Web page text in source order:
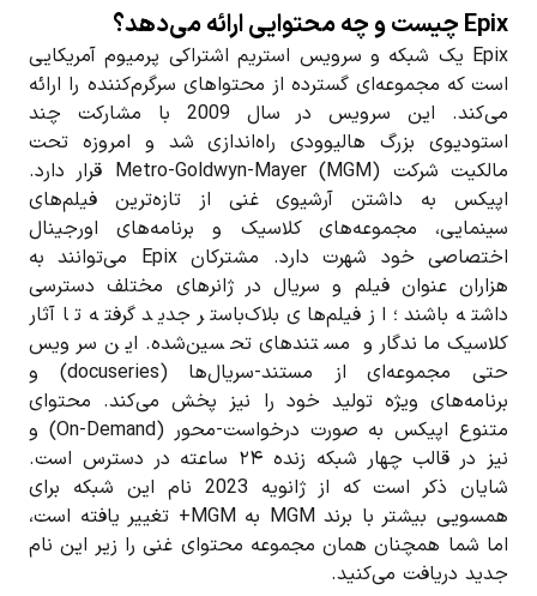
Epix چیست و چه محتوایی ارائه می‌دهد؟
Epix یک شبکه و سرویس استریم اشتراکی پرمیوم آمریکایی
است که مجموعه‌ای گسترده از محتواهای سرگرم‌کننده را ارائه
می‌کند. این سرویس در سال 2009 با مشارکت چند
استودیوی بزرگ هالیوودی راه‌اندازی شد و امروزه تحت
مالکیت شرکت Metro-Goldwyn-Mayer (MGM) قرار دارد.
اپیکس به داشتن آرشیوی غنی از تازه‌ترین فیلم‌های
سینمایی، مجموعه‌های کلاسیک و برنامه‌های اورجینال
اختصاصی خود شهرت دارد. مشترکان Epix می‌توانند به
هزاران عنوان فیلم و سریال در ژانرهای مختلف دسترسی
داشته باشند؛ از فیلم‌های بلاک‌باستر جدید گرفته تا آثار
کلاسیک ماندگار و مستندهای تحسین‌شده. این سرویس
حتی مجموعه‌ای از مستند-سریال‌ها (docuseries) و
برنامه‌های ویژه تولید خود را نیز پخش می‌کند. محتوای
متنوع اپیکس به صورت درخواست-محور (On-Demand) و
نیز در قالب چهار شبکه زنده ۲۴ ساعته در دسترس است.
شایان ذکر است که از ژانویه 2023 نام این شبکه برای
همسویی بیشتر با برند MGM به MGM+ تغییر یافته است،
اما شما همچنان همان مجموعه محتوای غنی را زیر این نام
جدید دریافت می‌کنید.